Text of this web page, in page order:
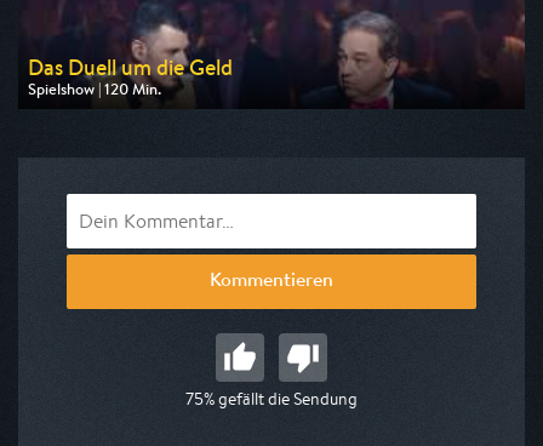
Das Duell um die Geld
Spielshow | 120 Min.
Ausgestrahlt von Pro 7
Kommentieren
75% gefällt die Sendung